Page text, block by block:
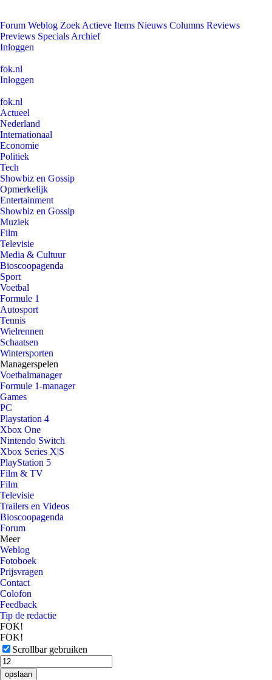
Forum Weblog Zoek Actieve Items Nieuws Columns Reviews
Previews Specials Archief
Inloggen
fok.nl
Inloggen
fok.nl
Actueel
Nederland
Internationaal
Economie
Politiek
Tech
Showbiz en Gossip
Opmerkelijk
Entertainment
Showbiz en Gossip
Muziek
Film
Televisie
Media & Cultuur
Bioscoopagenda
Sport
Voetbal
Formule 1
Autosport
Tennis
Wielrennen
Schaatsen
Wintersporten
Managerspelen
Voetbalmanager
Formule 1-manager
Games
PC
Playstation 4
Xbox One
Nintendo Switch
Xbox Series X|S
PlayStation 5
Film & TV
Film
Televisie
Trailers en Videos
Bioscoopagenda
Forum
Meer
Weblog
Fotoboek
Prijsvragen
Contact
Colofon
Feedback
Tip de redactie
FOK!
FOK!
Scrollbar gebruiken
opslaan